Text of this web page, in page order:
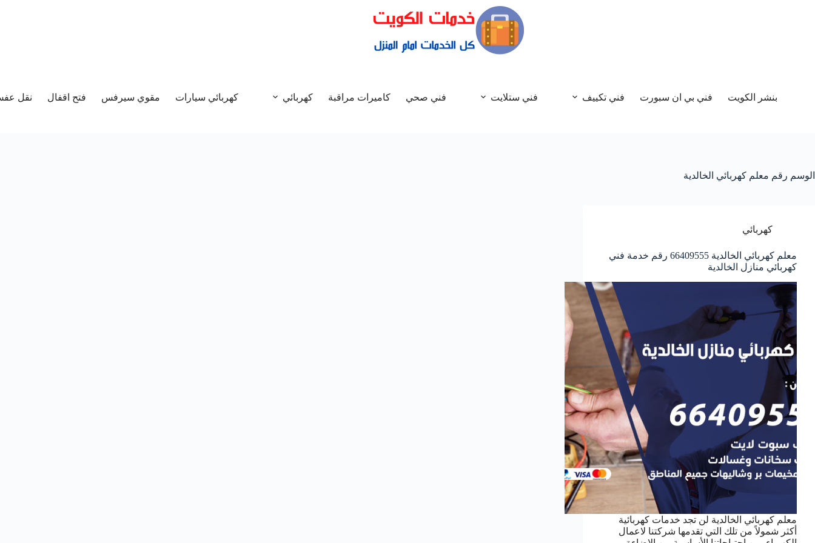
بنشر الكويت فني بي ان سبورت فني تكييف فني ستلايت فني صحي كاميرات مراقبة كهربائي كهربائي سيارات مقوي سيرفس فتح اقفال نقل
الوسم رقم معلم كهربائي الخالدية
كهربائي
معلم كهربائي الخالدية 66409555 رقم خدمة فني
كهربائي منازل الخالدية
معلم كهربائي الخالدية لن تجد خدمات كهربائية
أكثر شمولاً من تلك التي تقدمها شركتنا لاعمال